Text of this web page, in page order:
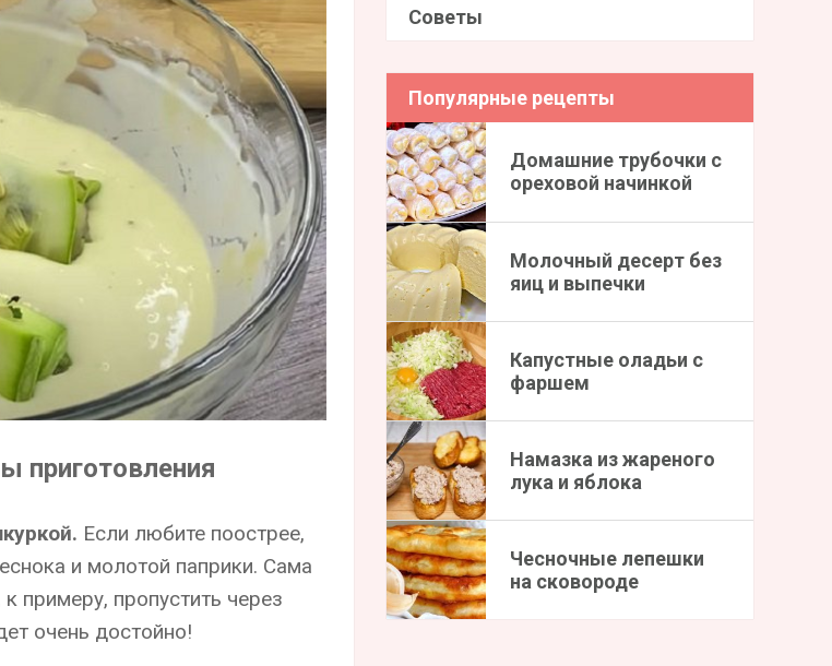
приготовления
Если любите поострее,
и молотой паприки. Сама
примеру, пропустить через
очень достойно!
Советы
Популярные рецепты
Домашние трубочки с
ореховой начинкой
Молочный десерт без
яиц и выпечки
Капустные оладьи с
фаршем
Намазка из жареного
лука и яблока
Чесночные лепешки
на сковороде